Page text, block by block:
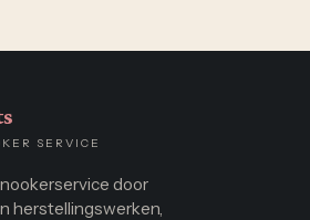
SERVICE
door
herstellingswerken,